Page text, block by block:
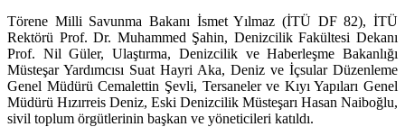
Törene Milli Savunma Bakanı İsmet Yılmaz (İTÜ DF 82), İTÜ
Rektörü Prof. Dr. Muhammed Şahin, Denizcilik Fakültesi Dekanı
Prof. Nil Güler, Ulaştırma, Denizcilik ve Haberleşme Bakanlığı
Müsteşar Yardımcısı Suat Hayri Aka, Deniz ve İçsular Düzenleme
Genel Müdürü Cemalettin Şevli, Tersaneler ve Kıyı Yapıları Genel
Müdürü Hızırreis Deniz, Eski Denizcilik Müsteşarı Hasan Naiboğlu,
sivil toplum örgütlerinin başkan ve yöneticileri katıldı.